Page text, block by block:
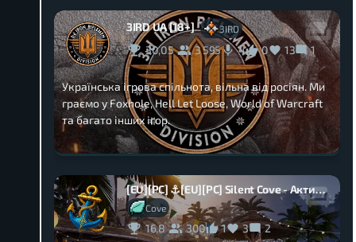
3IRD UA [18+] 3IRD
30,05 3 595 4 0 13 1
Українська ігрова спільнота, вільна від росіян. Ми
граємо у Foxhole, Hell Let Loose, World of Warcraft
та багато інших ігор.
[EU][PC] ⚓[EU][PC] Silent Cove - Активна Українська PvX гільдія
Cove
16,8 300 1 3 2